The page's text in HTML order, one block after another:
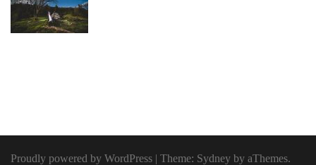
Proudly powered by WordPress | Theme: Sydney by aThemes.